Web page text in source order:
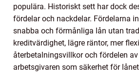
populära. Historiskt sett har dock
fördelar och nackdelar. Fördelarna
snabba och förmånliga lån utan
kreditvärdighet, lägre räntor, mer
återbetalningsvillkor och fördelen
arbetsgivaren som säkerhet för